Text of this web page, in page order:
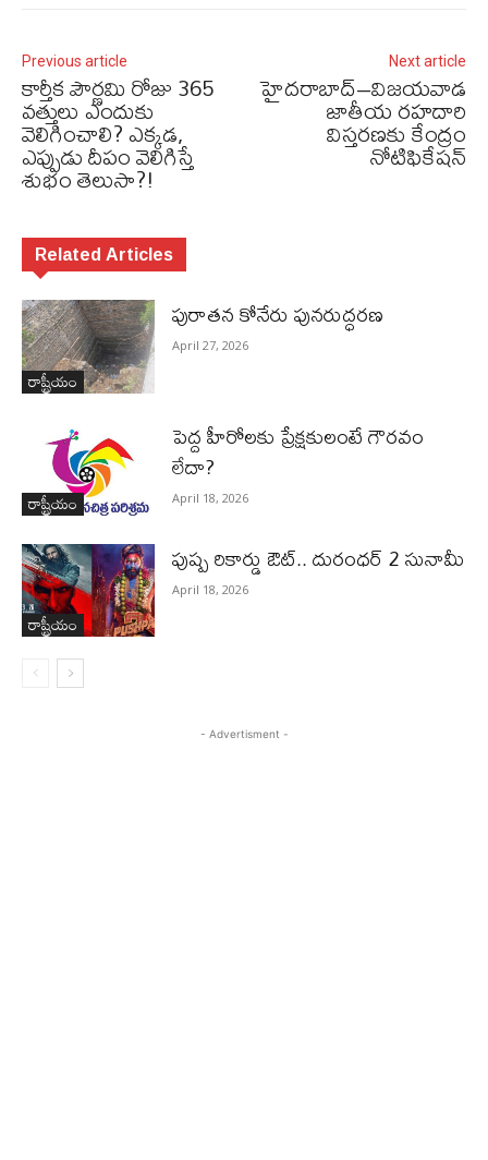
Previous article
కార్తీక పౌర్ణమి రోజు 365
వత్తులు ఎందుకు
వెలిగించాలి? ఎక్కడ,
ఎప్పుడు దీపం వెలిగిస్తే
శుభం తెలుసా?!
Next article
హైదరాబాద్‌–విజయవాడ
జాతీయ రహదారి
విస్తరణకు కేంద్రం
నోటిఫికేషన్‌
Related Articles
రాష్ట్రీయం
పురాత‌న కోనేరు పున‌రుద్ధ‌ర‌ణ
April 27, 2026
రాష్ట్రీయం
పెద్ద హీరోల‌కు ప్రేక్ష‌కులంటే గౌర‌వం
లేదా?
April 18, 2026
రాష్ట్రీయం
పుష్ప రికార్డు ఔట్‌.. దురంధ‌ర్ 2 సునామీ
April 18, 2026
- Advertisment -